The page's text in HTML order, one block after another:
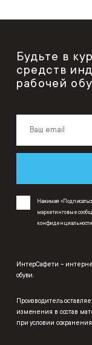
Будьте в
средств
рабочей
Нажимая
маркетинговые
конфиденциальности
ИнтерСафети –
обуви.
Производитель
изменения в состав
при условии